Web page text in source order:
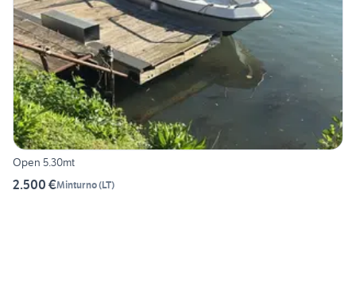
Open 5.30mt
2.500 €Minturno(LT)